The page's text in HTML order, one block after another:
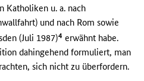
Katholiken u. a. nach
und nach Rom sowie
(Juli 1987)4 erwähnt habe.
dahingehend formuliert, man
sich nicht zu überfordern.